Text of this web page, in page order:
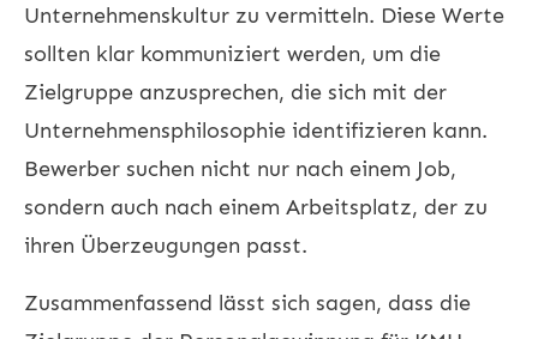
Unternehmenskultur zu vermitteln. Diese Werte
sollten klar kommuniziert werden, um die
Zielgruppe anzusprechen, die sich mit der
Unternehmensphilosophie identifizieren kann.
Bewerber suchen nicht nur nach einem Job,
sondern auch nach einem Arbeitsplatz, der zu
ihren Überzeugungen passt.
Zusammenfassend lässt sich sagen, dass die